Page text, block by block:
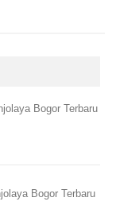
Bogor Terbaru
Bogor Terbaru